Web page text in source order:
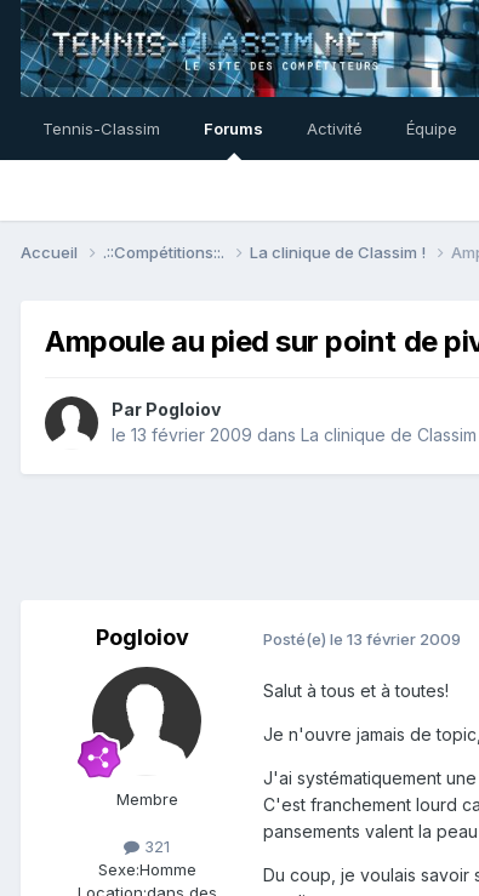
Tennis-Classim Forums Activité Équipe
Accueil .::Compétitions::. La clinique de Classim !
Ampoule au pied sur point de
Par Pogloiov
le 13 février 2009 dans La clinique de Classim
Pogloiov
Membre
321
Sexe:Homme
Posté(e) le 13 février 2009
Salut à tous et à toutes!
Je n'ouvre jamais de
J'ai systématiquement
C'est franchement lourd
pansements valent la
Du coup, je voulais savoir